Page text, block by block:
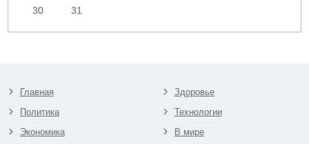
30
31
Главная
Политика
Экономика
Здоровье
Технологии
В мире